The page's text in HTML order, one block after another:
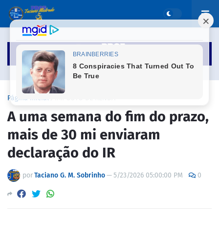
Página inicial
A uma semana do fim do prazo,
mais de 30 mi enviaram
declaração do IR
porTaciano G. M. Sobrinho—5/23/2026 05:00:00 PM 0